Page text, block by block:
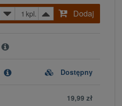
kpl.
Dodaj
Dostępny
19,99 zł